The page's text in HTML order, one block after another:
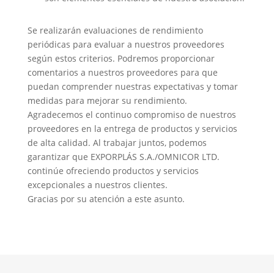
Se realizarán evaluaciones de rendimiento
periódicas para evaluar a nuestros proveedores
según estos criterios. Podremos proporcionar
comentarios a nuestros proveedores para que
puedan comprender nuestras expectativas y tomar
medidas para mejorar su rendimiento.
Agradecemos el continuo compromiso de nuestros
proveedores en la entrega de productos y servicios
de alta calidad. Al trabajar juntos, podemos
garantizar que EXPORPLÁS S.A./OMNICOR LTD.
continúe ofreciendo productos y servicios
excepcionales a nuestros clientes.
Gracias por su atención a este asunto.